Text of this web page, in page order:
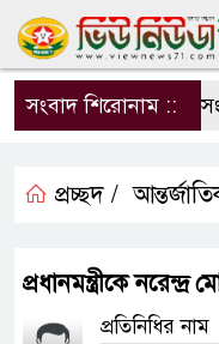
সংবাদ শিরোনাম ::
প্রচ্ছদ /
প্রধানমন্ত্রীকে
প্রতিনিধির নাম